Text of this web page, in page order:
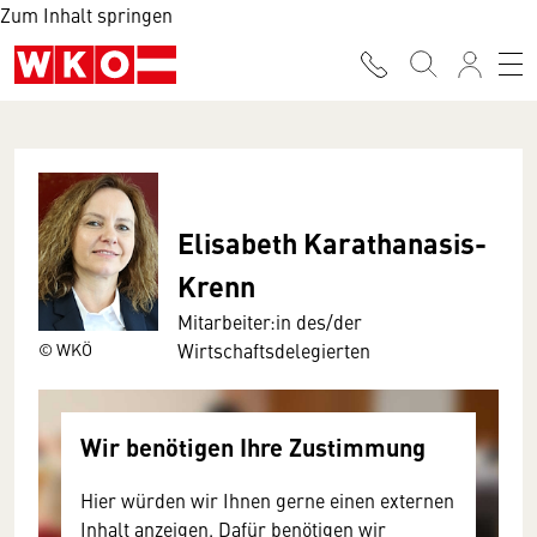
Zum Inhalt springen
© WKÖ
Elisabeth Karathanasis-
Krenn
Mitarbeiter:in des/der
Wirtschaftsdelegierten
Wir benötigen Ihre Zustimmung
Hier würden wir Ihnen gerne einen externen
Inhalt anzeigen. Dafür benötigen wir